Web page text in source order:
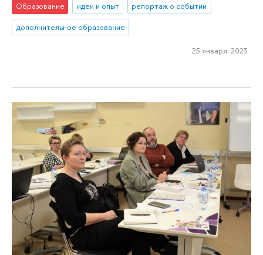
Образование идеи и опыт
репортаж о событии
дополнительное образование
25 января 2023